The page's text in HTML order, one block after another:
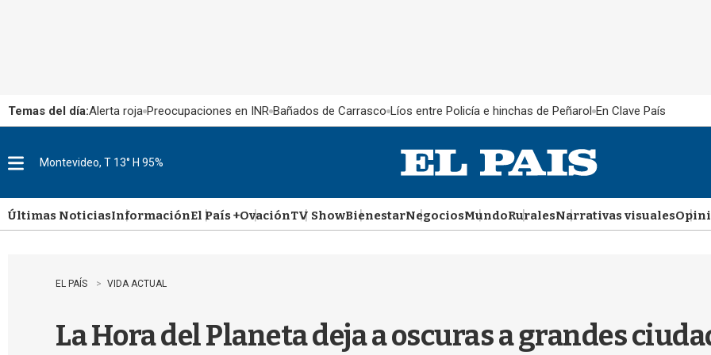
Temas del día:Alerta roja Preocupaciones en INR Bañados de Carrasco Líos entre Policía e hinchas de Peñarol En Clave País
u
Montevideo, T 13° H 95%
Últimas NoticiasInformaciónEl País +OvaciónTV ShowBienestarNegociosMundoRuralesNarrativas visuales
EL PAÍS VIDA ACTUAL
La Hora del Planeta deja a oscuras a grandes